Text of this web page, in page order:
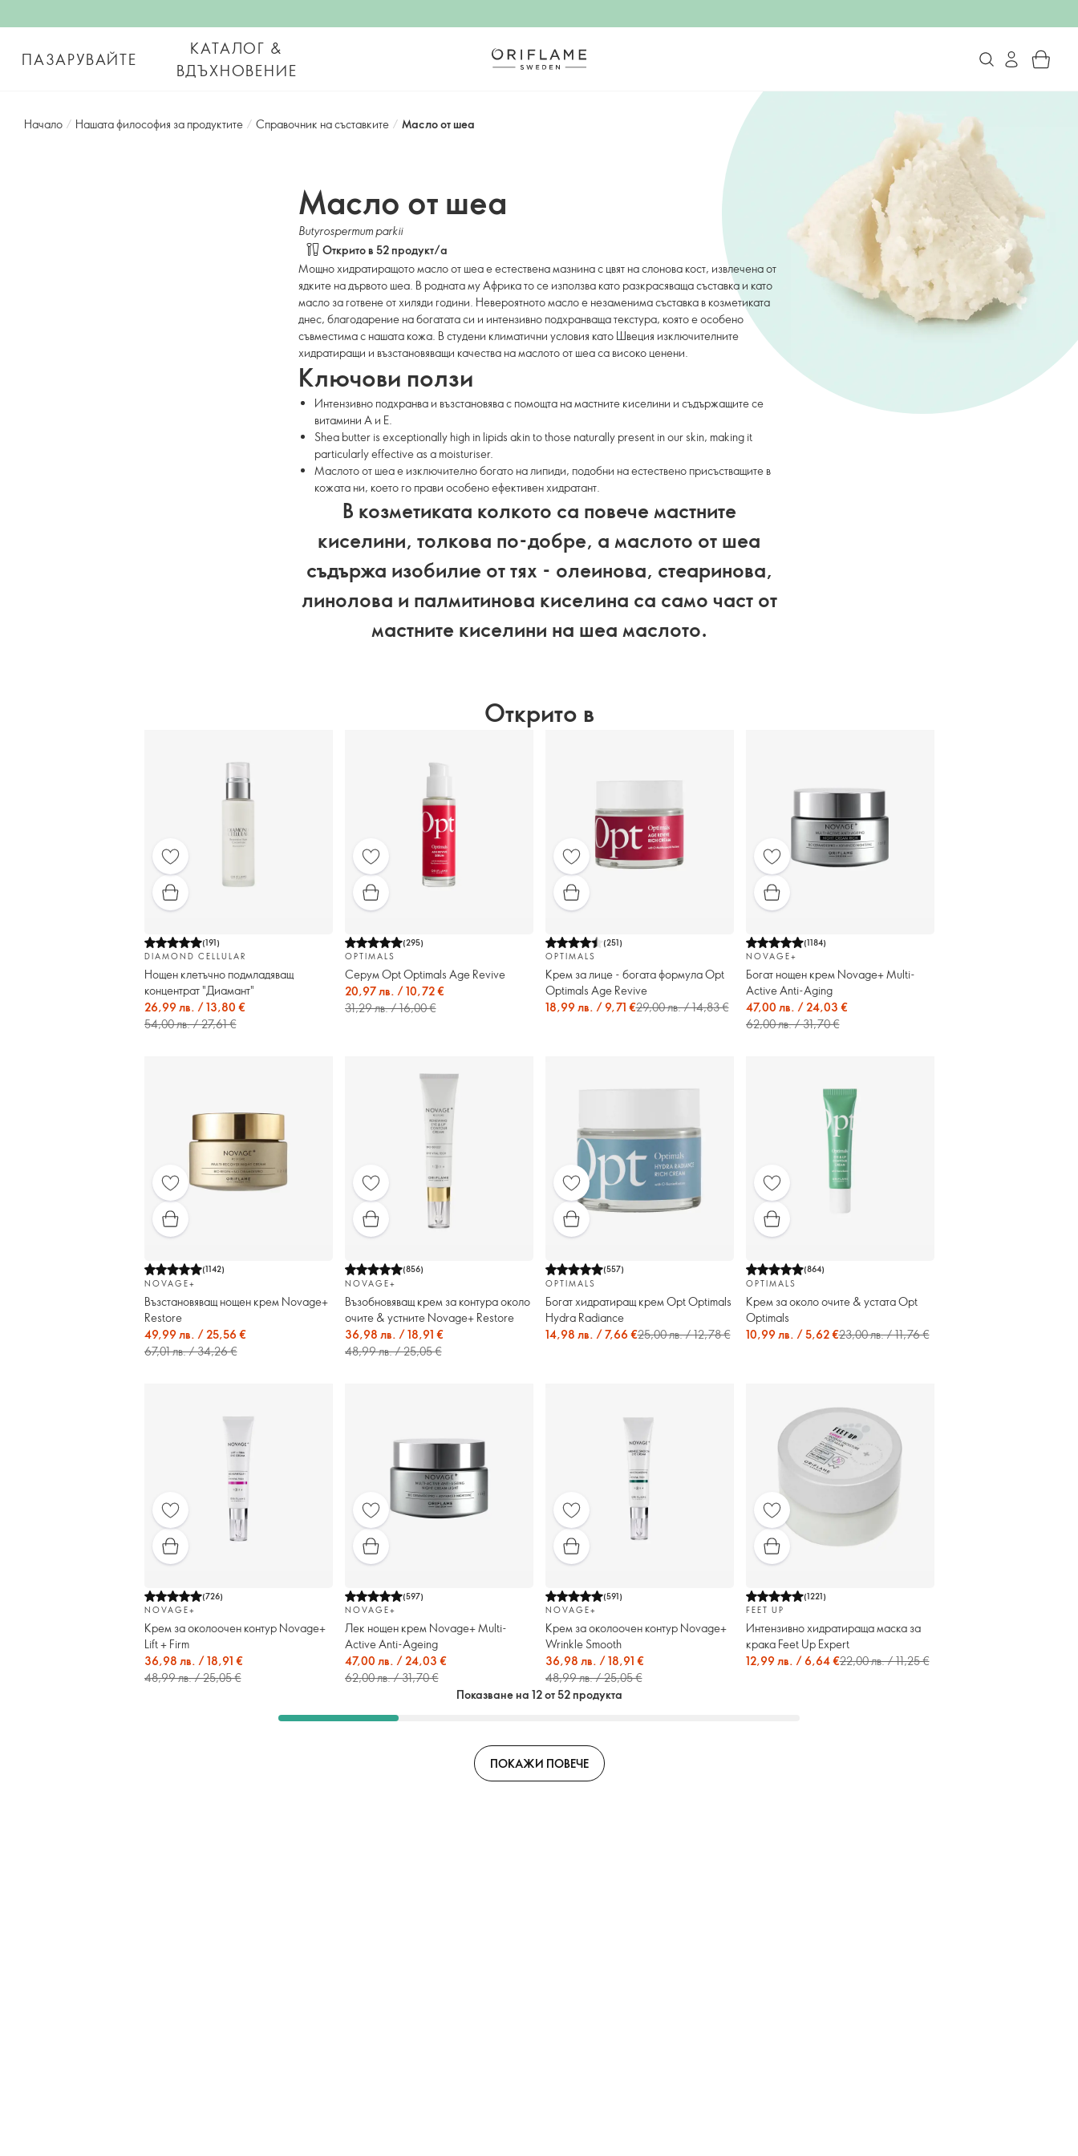
ПАЗАРУВАЙТЕ
КАТАЛОГ &
ВДЪХНОВЕНИЕ
Начало / Нашата философия за продуктите / Справочник на съставките / Масло от шеа
Масло от шеа
Butyrospermum parkii
Открито в 52 продукт/а
Мощно хидратиращото масло от шеа е естествена мазнина с цвят на слонова кост, извлечена от
ядките на дървото шеа. В родната му Африка то се използва като разкрасяваща съставка и като
масло за готвене от хиляди години. Невероятното масло е незаменима съставка в козметиката
днес, благодарение на богатата си и интензивно подхранваща текстура, която е особено
съвместима с нашата кожа. В студени климатични условия като Швеция изключителните
хидратиращи и възстановяващи качества на маслото от шеа са високо ценени.
Ключови ползи
Интензивно подхранва и възстановява с помощта на мастните киселини и съдържащите се
витамини A и E.
Shea butter is exceptionally high in lipids akin to those naturally present in our skin, making it
particularly effective as a moisturiser.
Маслото от шеа е изключително богато на липиди, подобни на естествено присъстващите в
кожата ни, което го прави особено ефективен хидратант.
В козметиката колкото са повече мастните
киселини, толкова по-добре, а маслото от шеа
съдържа изобилие от тях - олеинова, стеаринова,
линолова и палмитинова киселина са само част от
мастните киселини на шеа маслото.
Открито в
(191)
DIAMOND CELLULAR
Нощен клетъчно подмладяващ
концентрат "Диамант"
26,99 лв. / 13,80 €
54,00 лв. / 27,61 €
(295)
OPTIMALS
Серум Opt Optimals Age Revive
20,97 лв. / 10,72 €
31,29 лв. / 16,00 €
(251)
OPTIMALS
Крем за лице - богата формула Opt
Optimals Age Revive
18,99 лв. / 9,71 €29,00 лв. / 14,83 €
(1184)
NOVAGE+
Богат нощен крем Novage+ Multi-
Active Anti-Aging
47,00 лв. / 24,03 €
62,00 лв. / 31,70 €
(1142)
NOVAGE+
Възстановяващ нощен крем Novage+
Restore
49,99 лв. / 25,56 €
67,01 лв. / 34,26 €
(856)
NOVAGE+
Възобновяващ крем за контура около
очите & устните Novage+ Restore
36,98 лв. / 18,91 €
48,99 лв. / 25,05 €
(557)
OPTIMALS
Богат хидратиращ крем Opt Optimals
Hydra Radiance
14,98 лв. / 7,66 €25,00 лв. / 12,78 €
(864)
OPTIMALS
Крем за около очите & устата Opt
Optimals
10,99 лв. / 5,62 €23,00 лв. / 11,76 €
(726)
NOVAGE+
Крем за околоочен контур Novage+
Lift + Firm
36,98 лв. / 18,91 €
48,99 лв. / 25,05 €
(597)
NOVAGE+
Лек нощен крем Novage+ Multi-
Active Anti-Ageing
47,00 лв. / 24,03 €
62,00 лв. / 31,70 €
(591)
NOVAGE+
Крем за околоочен контур Novage+
Wrinkle Smooth
36,98 лв. / 18,91 €
48,99 лв. / 25,05 €
(1221)
FEET UP
Интензивно хидратираща маска за
крака Feet Up Expert
12,99 лв. / 6,64 €22,00 лв. / 11,25 €
Показване на 12 от 52 продукта
ПОКАЖИ ПОВЕЧЕ